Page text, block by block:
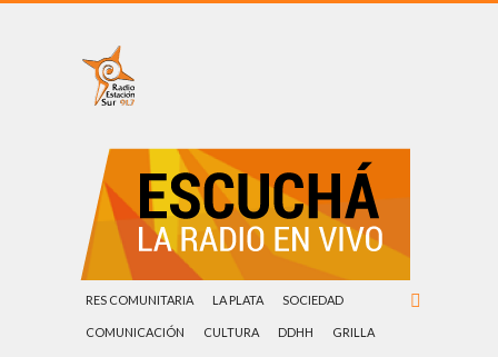
RES COMUNITARIA LA PLATA SOCIEDAD
COMUNICACIÓN CULTURA DDHH GRILLA